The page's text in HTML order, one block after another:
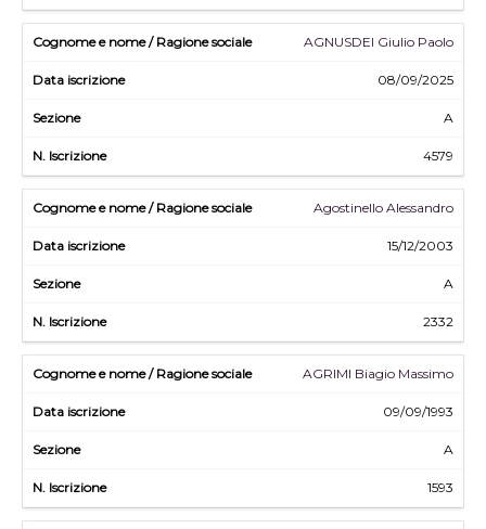
AGNUSDEI Giulio Paolo
08/09/2025
A
4579
Agostinello Alessandro
15/12/2003
A
2332
AGRIMI Biagio Massimo
09/09/1993
A
1593